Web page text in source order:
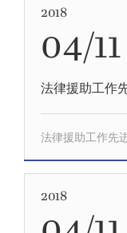
2018
04/11
法律援助工作
法律援助工作先
2018